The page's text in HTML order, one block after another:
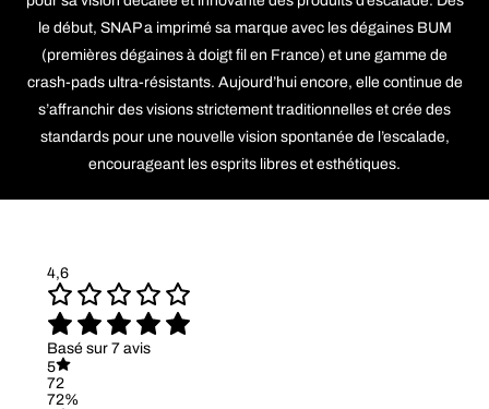
le début, SNAP a imprimé sa marque avec les dégaines BUM
(premières dégaines à doigt fil en France) et une gamme de
crash-pads ultra-résistants. Aujourd’hui encore, elle continue de
s’affranchir des visions strictement traditionnelles et crée des
standards pour une nouvelle vision spontanée de l’escalade,
encourageant les esprits libres et esthétiques.
4,6
Basé sur 7 avis
5
72
72%